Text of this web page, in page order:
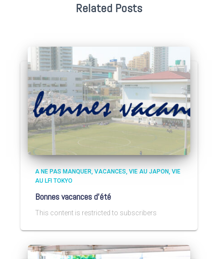
Related Posts
A NE PAS MANQUER VACANCES VIE AU JAPON VIE
AU LFI TOKYO
Bonnes vacances d’été
This content is restricted to subscribers